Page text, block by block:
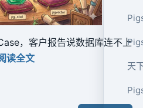
天
，客户报告说数据库连不上
读全文